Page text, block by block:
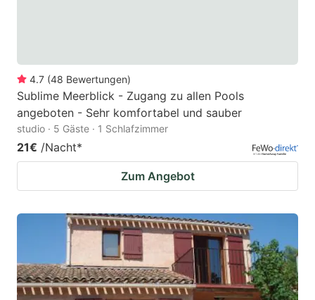
4.7 (48 Bewertungen)
Sublime Meerblick - Zugang zu allen Pools
angeboten - Sehr komfortabel und sauber
studio · 5 Gäste · 1 Schlafzimmer
21€ /Nacht*
Zum Angebot